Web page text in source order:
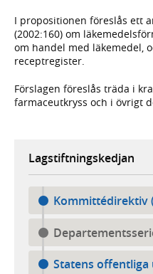
I propositionen föreslås ett
(2002:160) om
om handel med läkemedel,
receptregister.
Förslagen föreslås träda i
farmaceutkryss och i övrigt
Lagstiftningskedjan
Kommittédirektiv
Statens